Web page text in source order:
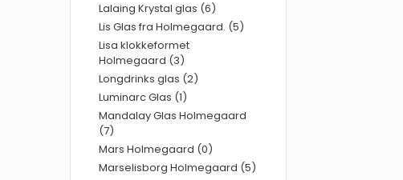
Lalaing Krystal glas (6)
Lis Glas fra Holmegaard. (5)
Lisa klokkeformet
Holmegaard (3)
Longdrinks glas (2)
Luminarc Glas (1)
Mandalay Glas Holmegaard
(7)
Mars Holmegaard (0)
Marselisborg Holmegaard (5)